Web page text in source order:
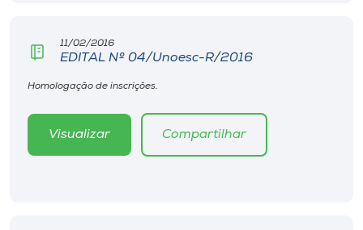
11/02/2016
EDITAL Nº 04/Unoesc-R/2016
Homologação de inscrições.
Visualizar Compartilhar